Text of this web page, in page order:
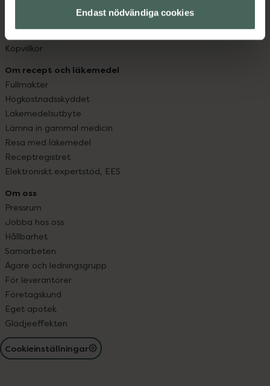
Endast nödvändiga cookies
Sajtens tillgänglighet
App
Köpvillkor
Om recept och läkemedel
Fullmakter
Högkostnadsskyddet
Läkemedelsutbyte
Lämna in gammal medicin
Resa med läkemedel
Receptregistret
Elektroniskt expertstöd, EES
Om oss
Pressrum
Jobba hos oss
Hållbarhet
Samarbeten
Ägare och ledningsgrupp
För leverantörer
Företagskund
Eget apotek
Glädjeeffekten
Cookieinställningar